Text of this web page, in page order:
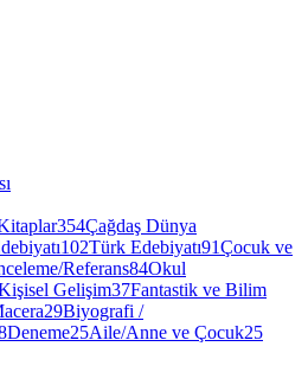
354Çağdaş Dünya
102Türk Edebiyatı91Çocuk ve
Referans84Okul
Gelişim37Fantastik ve Bilim
29Biyografi /
Deneme25Aile/Anne ve Çocuk25